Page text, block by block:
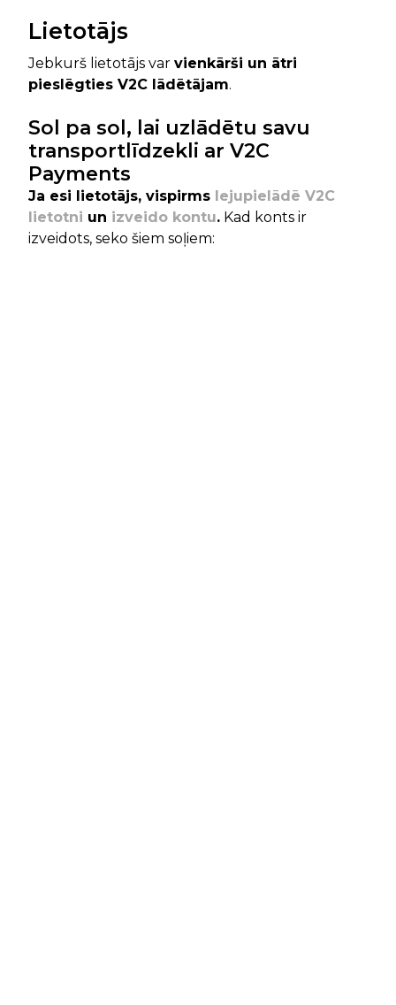
Lietotājs
Jebkurš lietotājs var vienkārši un ātri
pieslēgties V2C lādētājam.
Sol pa sol, lai uzlādētu savu
transportlīdzekli ar V2C
Payments
Ja esi lietotājs, vispirms lejupielādē V2C
lietotni un izveido kontu. Kad konts ir
izveidots, seko šiem soļiem: